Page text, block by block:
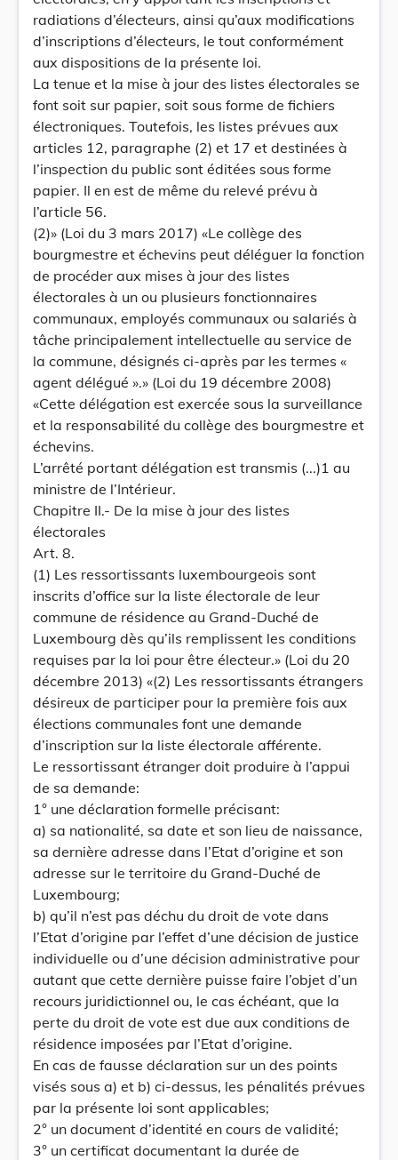
radiations d’électeurs, ainsi qu’aux modifications
d’inscriptions d’électeurs, le tout conformément
aux dispositions de la présente loi.
La tenue et la mise à jour des listes électorales se
font soit sur papier, soit sous forme de fichiers
électroniques. Toutefois, les listes prévues aux
articles 12, paragraphe (2) et 17 et destinées à
l’inspection du public sont éditées sous forme
papier. Il en est de même du relevé prévu à
l’article 56.
(2)» (Loi du 3 mars 2017) «Le collège des
bourgmestre et échevins peut déléguer la fonction
de procéder aux mises à jour des listes
électorales à un ou plusieurs fonctionnaires
communaux, employés communaux ou salariés à
tâche principalement intellectuelle au service de
la commune, désignés ci-après par les termes «
agent délégué ».» (Loi du 19 décembre 2008)
«Cette délégation est exercée sous la surveillance
et la responsabilité du collège des bourgmestre et
échevins.
L’arrêté portant délégation est transmis (...)1 au
ministre de l’Intérieur.
Chapitre II.- De la mise à jour des listes
électorales
Art. 8.
(1) Les ressortissants luxembourgeois sont
inscrits d’office sur la liste électorale de leur
commune de résidence au Grand-Duché de
Luxembourg dès qu’ils remplissent les conditions
requises par la loi pour être électeur.» (Loi du 20
décembre 2013) «(2) Les ressortissants étrangers
désireux de participer pour la première fois aux
élections communales font une demande
d’inscription sur la liste électorale afférente.
Le ressortissant étranger doit produire à l’appui
de sa demande:
1° une déclaration formelle précisant:
a) sa nationalité, sa date et son lieu de naissance,
sa dernière adresse dans l’Etat d’origine et son
adresse sur le territoire du Grand-Duché de
Luxembourg;
b) qu’il n’est pas déchu du droit de vote dans
l’Etat d’origine par l’effet d’une décision de justice
individuelle ou d’une décision administrative pour
autant que cette dernière puisse faire l’objet d’un
recours juridictionnel ou, le cas échéant, que la
perte du droit de vote est due aux conditions de
résidence imposées par l’Etat d’origine.
En cas de fausse déclaration sur un des points
visés sous a) et b) ci-dessus, les pénalités prévues
par la présente loi sont applicables;
2° un document d’identité en cours de validité;
3° un certificat documentant la durée de